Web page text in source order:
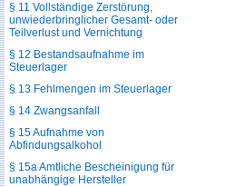
§ 11 Vollständige Zerstörung,
unwiederbringlicher Gesamt- oder
Teilverlust und Vernichtung
§ 12 Bestandsaufnahme im
Steuerlager
§ 13 Fehlmengen im Steuerlager
§ 14 Zwangsanfall
§ 15 Aufnahme von
Abfindungsalkohol
§ 15a Amtliche Bescheinigung für
unabhängige Hersteller